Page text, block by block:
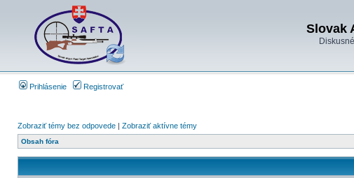
Slovak
Prihlásenie Registrovať
Zobraziť témy bez odpovede | Zobraziť aktívne témy
Obsah fóra